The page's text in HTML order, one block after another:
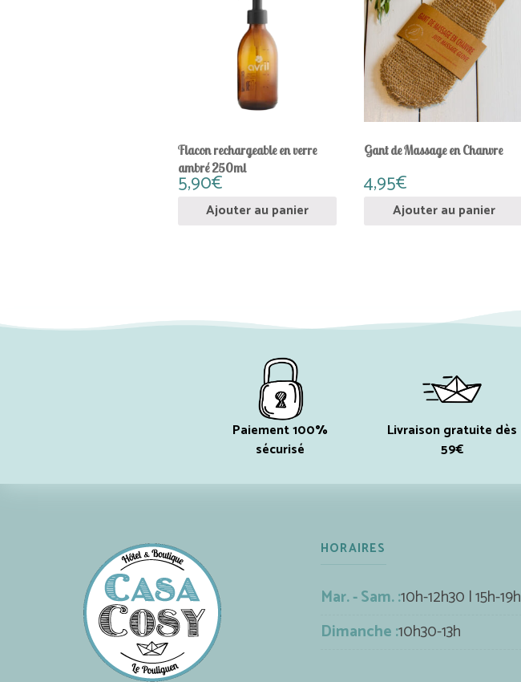
Flacon rechargeable en verre
ambré 250ml
5,90€
Ajouter au panier
Gant de Massage en Chanvre
4,95€
Ajouter au panier
Paiement 100%
sécurisé
Livraison gratuite dès
59€
HORAIRES
Mar. - Sam. :10h-12h30 | 15h-19h
Dimanche :10h30-13h